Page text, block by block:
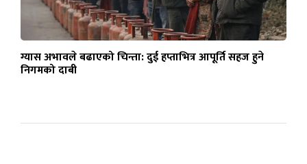
ग्यास अभावले बढाएको चिन्ता: दुई हप्ताभित्र आपूर्ति सहज हुने
निगमको दाबी